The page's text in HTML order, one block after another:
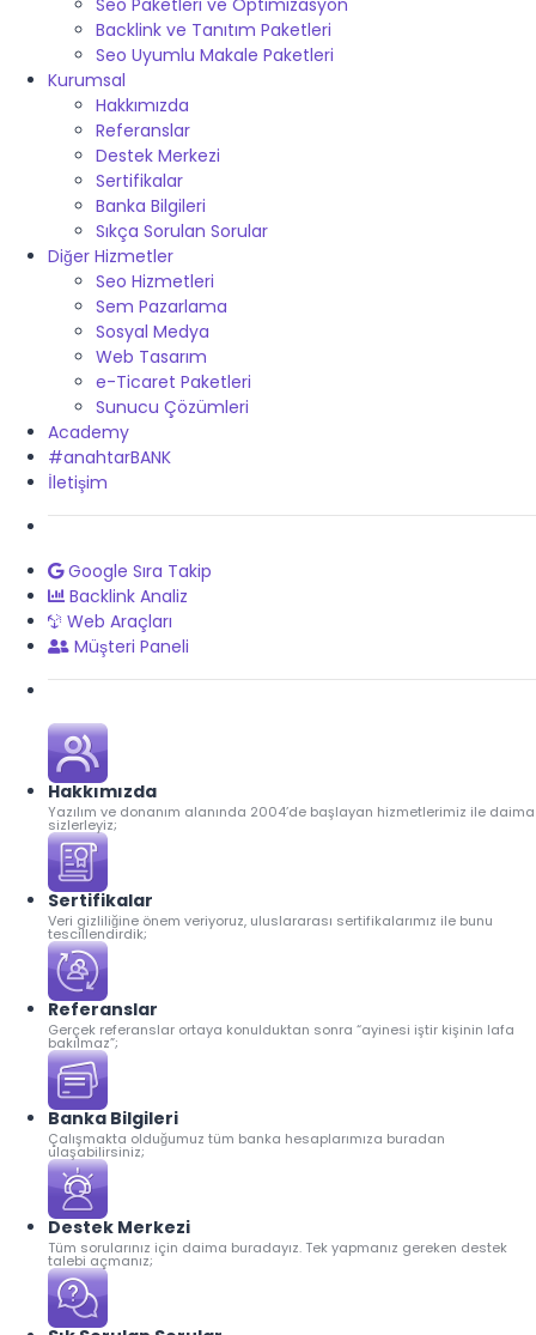
Backlink ve Tanıtım Paketleri
Seo Uyumlu Makale Paketleri
Kurumsal
Hakkımızda
Referanslar
Destek Merkezi
Sertifikalar
Banka Bilgileri
Sıkça Sorulan Sorular
Diğer Hizmetler
Seo Hizmetleri
Sem Pazarlama
Sosyal Medya
Web Tasarım
e-Ticaret Paketleri
Sunucu Çözümleri
Academy
#anahtarBANK
İletişim
Google Sıra Takip
Backlink Analiz
Web Araçları
Müşteri Paneli
Hakkımızda
Yazılım ve donanım alanında 2004’de başlayan hizmetlerimiz ile daima
sizlerleyiz;
Sertifikalar
Veri gizliliğine önem veriyoruz, uluslararası sertifikalarımız ile bunu
tescillendirdik;
Referanslar
Gerçek referanslar ortaya konulduktan sonra “ayinesi iştir kişinin lafa
bakılmaz”;
Banka Bilgileri
Çalışmakta olduğumuz tüm banka hesaplarımıza buradan
ulaşabilirsiniz;
Destek Merkezi
Tüm sorularınız için daima buradayız. Tek yapmanız gereken destek
talebi açmanız;